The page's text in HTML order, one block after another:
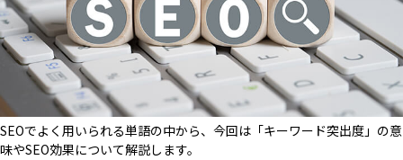
SEOでよく用いられる単語の中から、今回は「キーワード突出度」の意
味やSEO効果について解説します。